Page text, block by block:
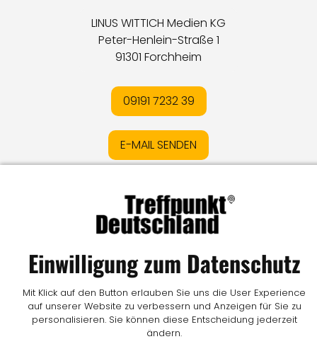
LINUS WITTICH Medien KG
Peter-Henlein-Straße 1
91301 Forchheim
09191 7232 39
E-MAIL SENDEN
DatenschutzI
Online-Streitschlichtung
Mediadaten IKontakt I Vertrag widerrufen
© LW Medien GmbH
Einwilligung zum Datenschutz
Mit Klick auf den Button erlauben Sie uns die User Experience
auf unserer Website zu verbessern und Anzeigen für Sie zu
personalisieren. Sie können diese Entscheidung jederzeit
ändern.